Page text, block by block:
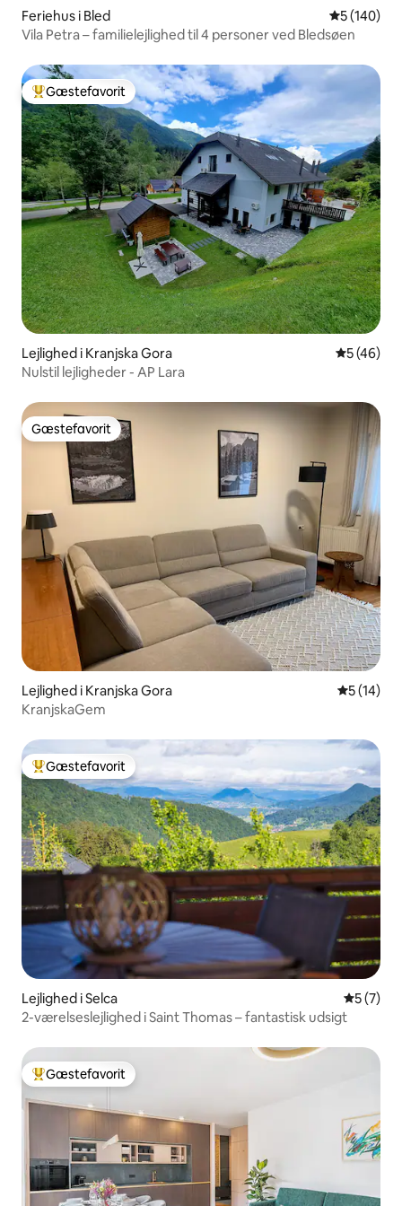
Feriehus i Bled 5 ud af 5 i
5 (140)
Vila Petra – familielejlighed til 4 personer ved Bledsøen
Bedste gæstefavorit
Gæstefavorit
Lejlighed i Kranjska Gora 5 ud af 5 i
5 (46)
Nulstil lejligheder - AP Lara
Gæstefavorit
Gæstefavorit
Lejlighed i Kranjska Gora 5 ud af 5 i
5 (14)
KranjskaGem
Bedste gæstefavorit
Gæstefavorit
Lejlighed i Selca 5 ud af 5
5 (7)
2-værelseslejlighed i Saint Thomas – fantastisk udsigt
Bedste gæstefavorit
Gæstefavorit